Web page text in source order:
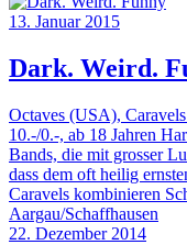
13. Januar 2015
Dark. Weird.
Octaves (USA),
10.-/0.-, ab 18 Jahren
Bands, die mit grosser
dass dem oft heilig
Caravels kombinieren
Aargau/Schaffhausen
22. Dezember 2014